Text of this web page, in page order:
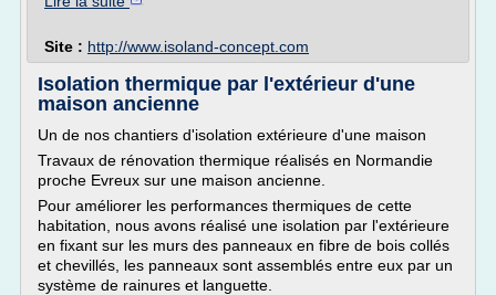
Site : http://www.isoland-concept.com
Isolation thermique par l'extérieur d'une
maison ancienne
Un de nos chantiers d'isolation extérieure d'une maison
Travaux de rénovation thermique réalisés en Normandie
proche Evreux sur une maison ancienne.
Pour améliorer les performances thermiques de cette
habitation, nous avons réalisé une isolation par l'extérieure
en fixant sur les murs des panneaux en fibre de bois collés
et chevillés, les panneaux sont assemblés entre eux par un
système de rainures et languette.